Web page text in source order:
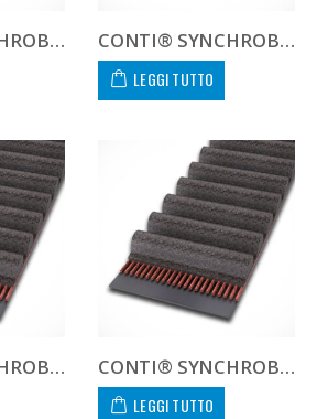
CONTI® SYNCHROBELT 255L-400 CUSTOM CONTI® SYNCHROBELT 270H-400 CUSTOM
LEGGI TUTTO
CONTI® SYNCHROBELT 270L-400 CUSTOM CONTI® SYNCHROBELT 276XL-400 CUSTOM
LEGGI TUTTO